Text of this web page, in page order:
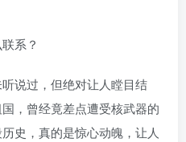
系？
说过，但绝对让人瞠目结
，曾经竟差点遭受核武器的
史，真的是惊心动魄，让人